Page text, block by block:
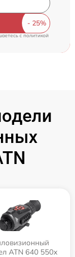
cполитикой
ATN 640 550x